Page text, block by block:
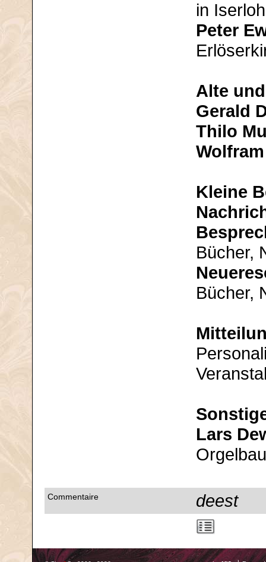
in
Peter
Alte
Gerald
Thilo
Kleine
Bücher,
Bücher,
Lars
Commentaire deest